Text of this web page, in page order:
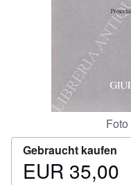
Gebraucht kaufen
Preis
EUR 35,00